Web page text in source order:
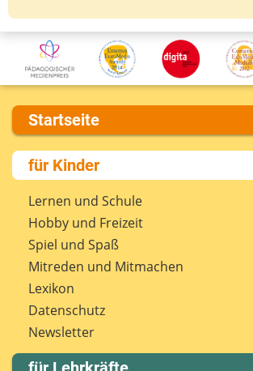
Startseite
Über uns
Presse
Kontakt
Impressum
Internet-ABC Sitemap
Barrierefreiheit
Länderprojekte
für Kinder
Lernen und Schule
Hobby und Freizeit
Spiel und Spaß
Mitreden und Mitmachen
Lexikon
Datenschutz
Newsletter